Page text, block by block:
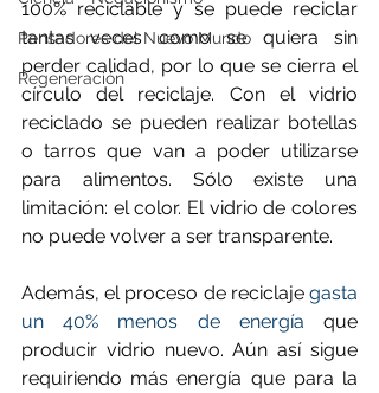
Pensadores del Nuevo Mundo
Regeneración
100% reciclable y se puede reciclar
tantas veces como se quiera sin
perder calidad, por lo que se cierra el
círculo del reciclaje. Con el vidrio
reciclado se pueden realizar botellas
o tarros que van a poder utilizarse
para alimentos. Sólo existe una
limitación: el color. El vidrio de colores
no puede volver a ser transparente.
Además, el proceso de reciclaje gasta
un 40% menos de energía que
producir vidrio nuevo. Aún así sigue
requiriendo más energía que para la